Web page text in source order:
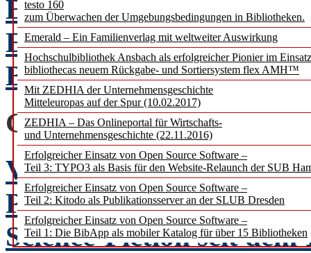
testo 160
zum Überwachen der Umgebungsbedingungen in Bibliotheken.
Emerald – Ein Familienverlag mit weltweiter Auswirkung
Hochschulbibliothek Ansbach als erfolgreicher Pionier im
bibliothecas neuem Rückgabe- und Sortiersystem flex AMH™
Mit ZEDHIA der Unternehmensgeschichte
Mitteleuropas auf der Spur (10.02.2017)
ZEDHIA – Das Onlineportal für Wirtschafts-
und Unternehmensgeschichte (22.11.2016)
Erfolgreicher Einsatz von Open Source Software –
Teil 3: TYPO3 als Basis für den Website-Relaunch der SUB
Erfolgreicher Einsatz von Open Source Software –
Teil 2: Kitodo als Publikationsserver an der SLUB Dresden
Erfolgreicher Einsatz von Open Source Software –
Teil 1: Die BibApp als mobiler Katalog für über 15 Bibliotheken
Ein Überblick über die
Einsatzmöglichkeiten
Bibliotheken
GLOSSE
Vom „Telephon in der
Prognosen zur
Science-Fiction seit